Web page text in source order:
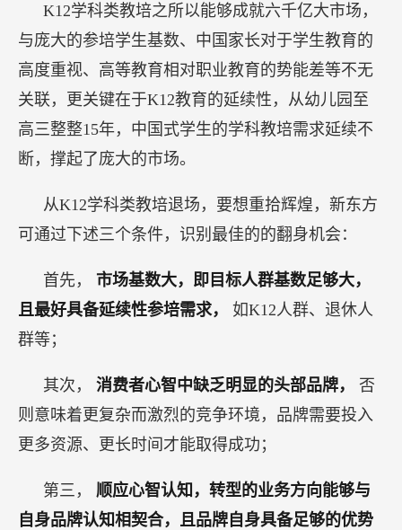
K12学科类教培之所以能够成就六千亿大市场，
与庞大的参培学生基数、中国家长对于学生教育的
高度重视、高等教育相对职业教育的势能差等不无
关联，更关键在于K12教育的延续性，从幼儿园至
高三整整15年，中国式学生的学科教培需求延续不
断，撑起了庞大的市场。
从K12学科类教培退场，要想重拾辉煌，新东方
可通过下述三个条件，识别最佳的的翻身机会：
首先， 市场基数大，即目标人群基数足够大，
且最好具备延续性参培需求， 如K12人群、退休人
群等；
其次， 消费者心智中缺乏明显的头部品牌， 否
则意味着更复杂而激烈的竞争环境，品牌需要投入
更多资源、更长时间才能取得成功；
第三， 顺应心智认知，转型的业务方向能够与
自身品牌认知相契合，且品牌自身具备足够的优势